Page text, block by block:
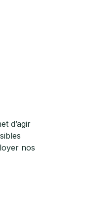
d’agir
nos